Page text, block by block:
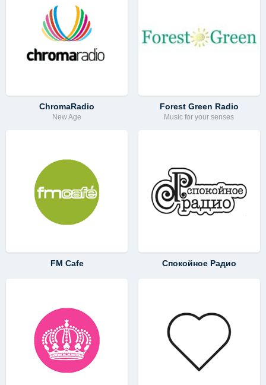
ChromaRadio
New Age
Forest Green Radio
Music for your senses
FM Cafe Спокойное Радио